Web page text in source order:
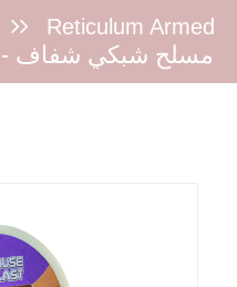
Reticulum Armed